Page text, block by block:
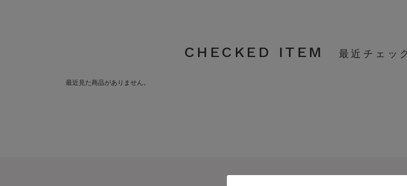
CHECKED ITEM
最近見た商品がありません。